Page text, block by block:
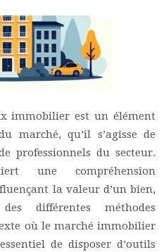
immobilier est un élément
marché, qu’il s’agisse de
professionnels du secteur.
une compréhension
la valeur d’un bien,
différentes méthodes
où le marché immobilier
de disposer d’outils